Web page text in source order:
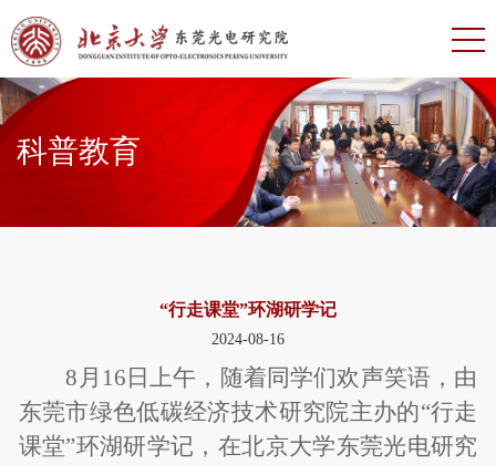
科普教育
“行走课堂”环湖研学记
2024-08-16
8 月16日上午，随着同学们欢声笑语，由
东莞市绿色低碳经济技术研究院主办的“行走
课堂”环湖研学记，在北京大学东莞光电研究